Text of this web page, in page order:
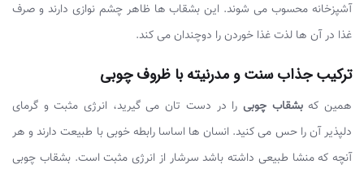
آشپزخانه محسوب می شوند. این بشقاب ها ظاهر چشم نوازی دارند و صرف
غذا در آن ها لذت غذا خوردن را دوچندان می کند.
ترکیب جذاب سنت و مدرنیته با ظروف چوبی
همین کهبشقاب چوبی را در دست تان می گیرید، انرژی مثبت و گرمای
دلپذیر آن را حس می کنید. انسان ها اساسا رابطه خوبی با طبیعت دارند و هر
آنچه که منشا طبیعی داشته باشد سرشار از انرژی مثبت است. بشقاب چوبی